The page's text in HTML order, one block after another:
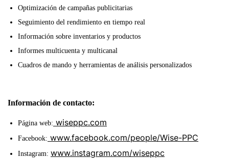
Optimización de campañas publicitarias
Seguimiento del rendimiento en tiempo real
Información sobre inventarios y productos
Informes multicuenta y multicanal
Cuadros de mando y herramientas de análisis personalizados
Información de contacto:
Página web: wiseppc.com
Facebook: www.facebook.com/people/Wise-PPC
Instagram: www.instagram.com/wiseppc